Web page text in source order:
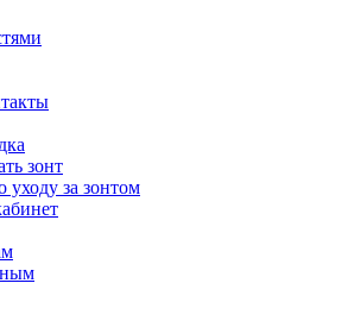
зонт
уходу за зонтом